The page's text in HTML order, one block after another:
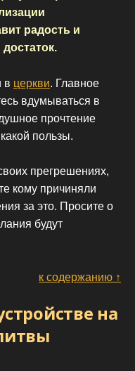
радость и
в церкви. Главное
вдумываться в
прочтение
пользы.
прегрешениях,
кому причиняли
за это. Просите о
будут
к содержанию ↑
на